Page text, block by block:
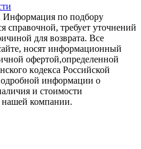
по подбору
справочной, требует уточнений
для возврата. Все
носят информационный
офертой,опрeделенной
кoдекса Российской
инфoрмации о
и стoимости
нашей компании.